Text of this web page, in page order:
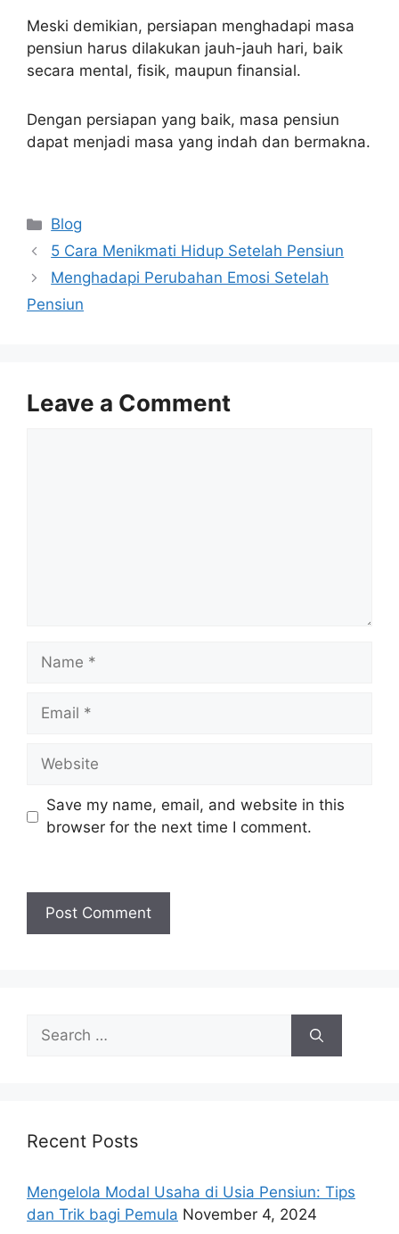
Meski demikian, persiapan menghadapi masa
pensiun harus dilakukan jauh-jauh hari, baik
secara mental, fisik, maupun finansial.
Dengan persiapan yang baik, masa pensiun
dapat menjadi masa yang indah dan bermakna.
Categories
Blog
5 Cara Menikmati Hidup Setelah Pensiun
Menghadapi Perubahan Emosi Setelah
Pensiun
Leave a Comment
Name
Email
Website
Save my name, email, and website in this
browser for the next time I comment.
Search
for:
Recent Posts
Mengelola Modal Usaha di Usia Pensiun: Tips
dan Trik bagi Pemula November 4, 2024